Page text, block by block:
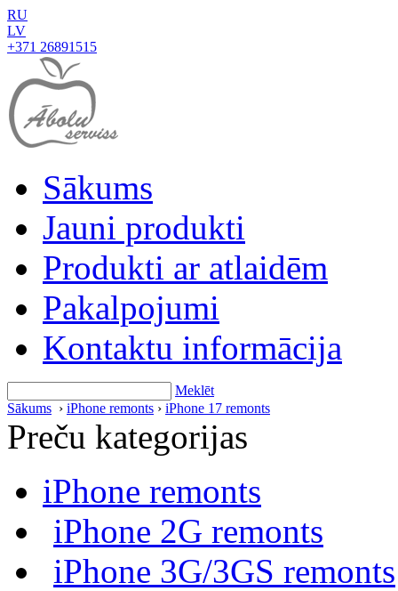
RU
LV
+371 26891515
Sākums
Jauni produkti
Produkti ar atlaidēm
Pakalpojumi
Kontaktu informācija
Meklēt
Sākums › iPhone remonts › iPhone 17 remonts
Preču kategorijas
iPhone remonts
iPhone 2G remonts
iPhone 3G/3GS remonts